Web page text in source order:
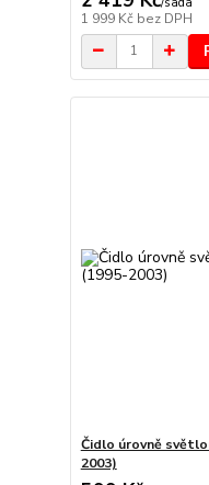
1 999 Kč bez DPH
Čidlo úrovně
2003)